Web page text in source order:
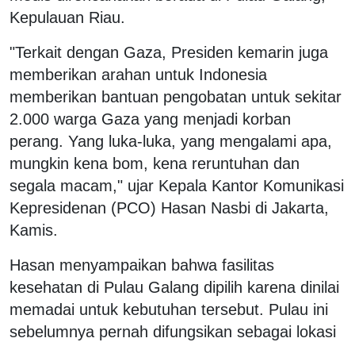
Kepulauan Riau.
"Terkait dengan Gaza, Presiden kemarin juga
memberikan arahan untuk Indonesia
memberikan bantuan pengobatan untuk sekitar
2.000 warga Gaza yang menjadi korban
perang. Yang luka-luka, yang mengalami apa,
mungkin kena bom, kena reruntuhan dan
segala macam," ujar Kepala Kantor Komunikasi
Kepresidenan (PCO) Hasan Nasbi di Jakarta,
Kamis.
Hasan menyampaikan bahwa fasilitas
kesehatan di Pulau Galang dipilih karena dinilai
memadai untuk kebutuhan tersebut. Pulau ini
sebelumnya pernah difungsikan sebagai lokasi